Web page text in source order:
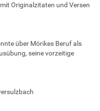
Originalzitaten und Versen
über Mörikes Beruf als
seine vorzeitige